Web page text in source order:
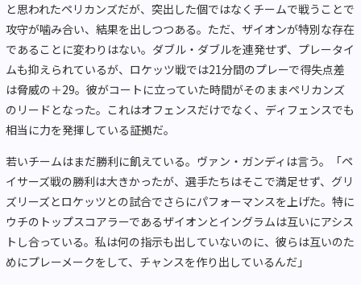
と思われたペリカンズだが、突出した個ではなくチームで戦うことで
攻守が噛み合い、結果を出しつつある。ただ、ザイオンが特別な存在
であることに変わりはない。ダブル・ダブルを連発せず、プレータイ
ムも抑えられているが、ロケッツ戦では21分間のプレーで得失点差
は脅威の＋29。彼がコートに立っていた時間がそのままペリカンズ
のリードとなった。これはオフェンスだけでなく、ディフェンスでも
相当に力を発揮している証拠だ。
若いチームはまだ勝利に飢えている。ヴァン・ガンディは言う。「ペ
イサーズ戦の勝利は大きかったが、選手たちはそこで満足せず、グリ
ズリーズとロケッツとの試合でさらにパフォーマンスを上げた。特に
ウチのトップスコアラーであるザイオンとイングラムは互いにアシス
トし合っている。私は何の指示も出していないのに、彼らは互いのた
めにプレーメークをして、チャンスを作り出しているんだ」